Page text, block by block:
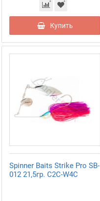
Купить
Spinner Baits Strike Pro SB-
012 21,5гр. C2С-W4С